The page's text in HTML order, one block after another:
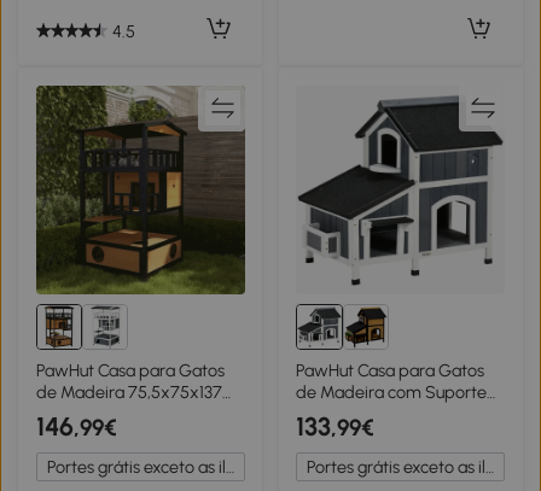
4.5
PawHut Casa para Gatos
de Madeira 75,5x75x137
cm Abrigo para Gatos com
Telhado Asfáltico
Plataformas e Ninho
Natural
146,99€
Portes grátis exceto as ilhas
PawHut Casa para Gatos
de Madeira com Suporte
para Flores de 2 Níveis e
Teto Asfáltico 96x65x85,5
cm Cinza
133,99€
Portes grátis exceto as ilhas